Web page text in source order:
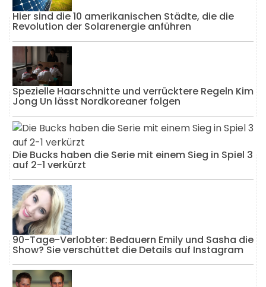
Hier sind die 10 amerikanischen Städte, die die
Revolution der Solarenergie anführen
Spezielle Haarschnitte und verrücktere Regeln Kim
Jong Un lässt Nordkoreaner folgen
Die Bucks haben die Serie mit einem Sieg in Spiel 3
auf 2-1 verkürzt
90-Tage-Verlobter: Bedauern Emily und Sasha die
Show? Sie verschüttet die Details auf Instagram